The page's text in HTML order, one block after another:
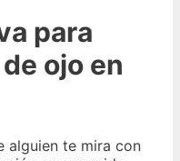
para
ojo en
alguien te mira con